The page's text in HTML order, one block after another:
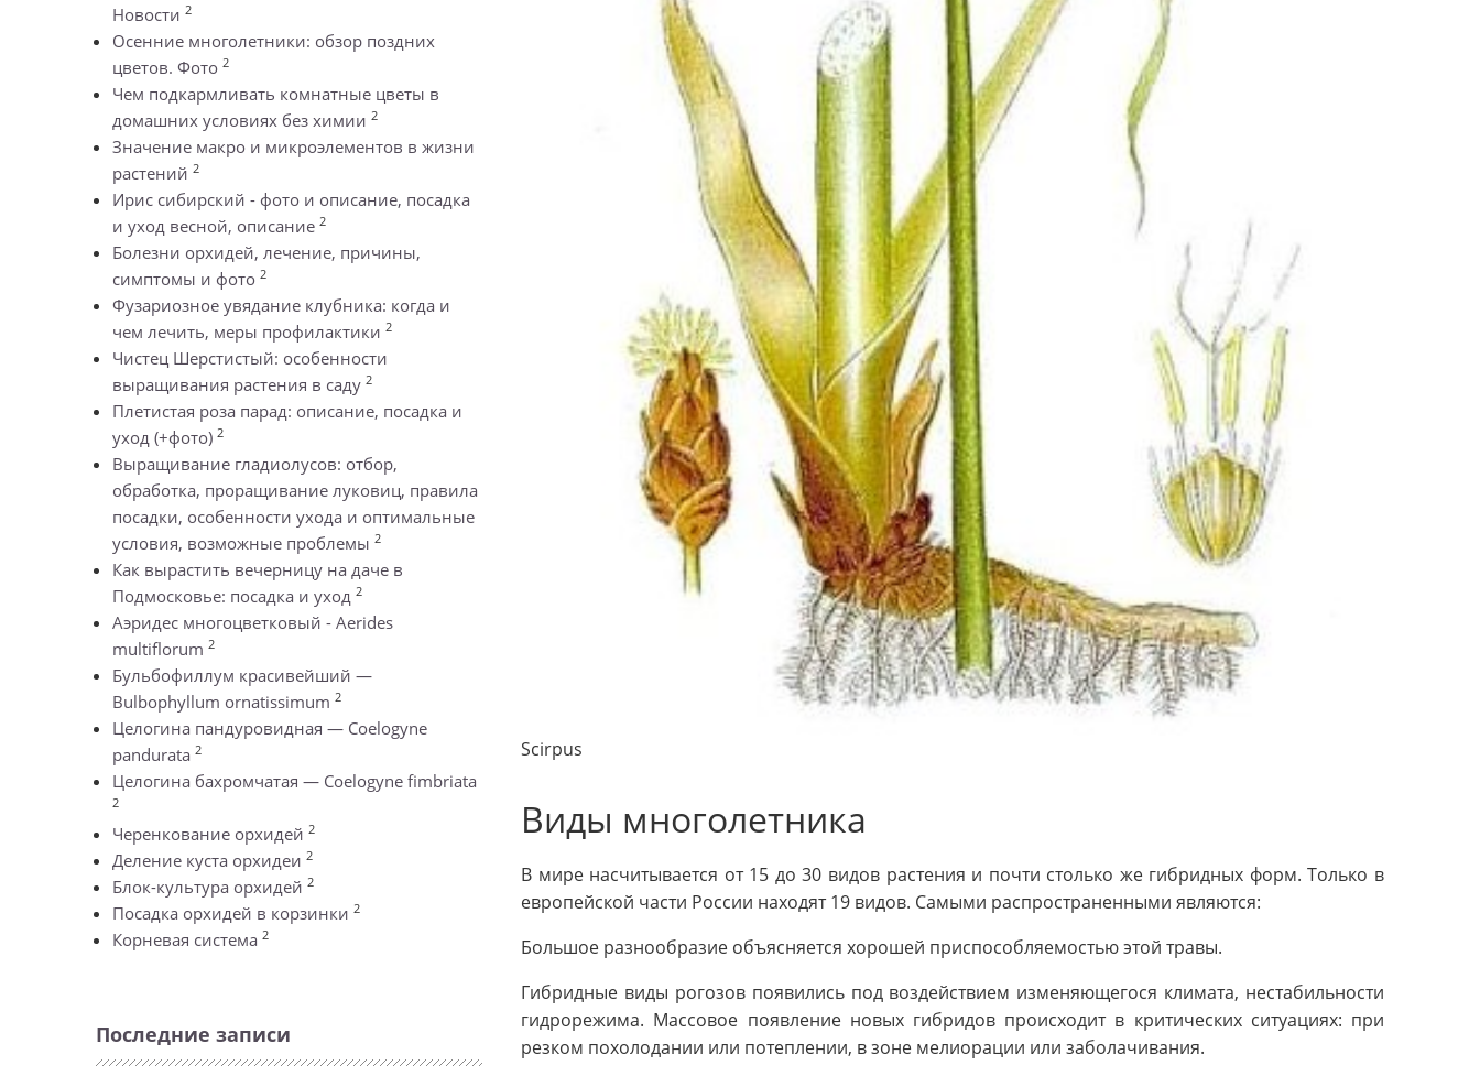
Новости 2
Осенние многолетники: обзор поздних
цветов. Фото 2
Чем подкармливать комнатные цветы в
домашних условиях без химии 2
Значение макро и микроэлементов в жизни
растений 2
Ирис сибирский - фото и описание, посадка
и уход весной, описание 2
Болезни орхидей, лечение, причины,
симптомы и фото 2
Фузариозное увядание клубника: когда и
чем лечить, меры профилактики 2
Чистец Шерстистый: особенности
выращивания растения в саду 2
Плетистая роза парад: описание, посадка и
уход (+фото) 2
Выращивание гладиолусов: отбор,
обработка, проращивание луковиц, правила
посадки, особенности ухода и оптимальные
условия, возможные проблемы 2
Как вырастить вечерницу на даче в
Подмосковье: посадка и уход 2
Аэридес многоцветковый - Aerides
multiflorum 2
Бульбофиллум красивейший —
Bulbophyllum ornatissimum 2
Целогина пандуровидная — Coelogyne
pandurata 2
Целогина бахромчатая — Coelogyne fimbriata
2
Черенкование орхидей 2
Деление куста орхидеи 2
Блок-культура орхидей 2
Посадка орхидей в корзинки 2
Корневая система 2
Последние записи
Scirpus
Виды многолетника
В мире насчитывается от 15 до 30 видов растения и почти столько же гибридных форм. Только в
европейской части России находят 19 видов. Самыми распространенными являются:
Большое разнообразие объясняется хорошей приспособляемостью этой травы.
Гибридные виды рогозов появились под воздействием изменяющегося климата, нестабильности
гидрорежима. Массовое появление новых гибридов происходит в критических ситуациях: при
резком похолодании или потеплении, в зоне мелиорации или заболачивания.